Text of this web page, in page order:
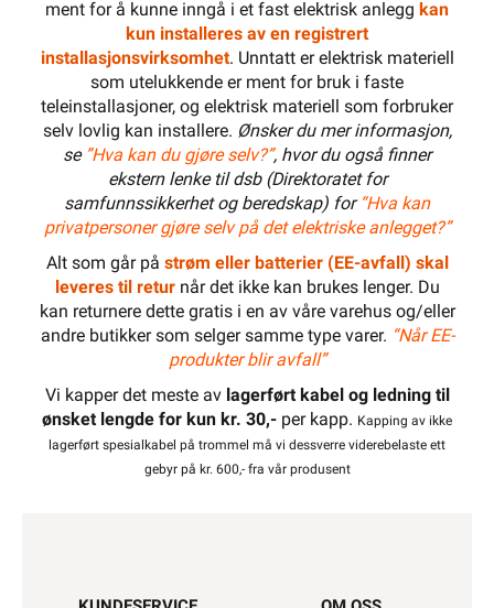
ment for å kunne inngå i et fast elektrisk anlegg kan
kun installeres av en registrert
installasjonsvirksomhet. Unntatt er elektrisk materiell
som utelukkende er ment for bruk i faste
teleinstallasjoner, og elektrisk materiell som forbruker
selv lovlig kan installere. Ønsker du mer informasjon,
se ”Hva kan du gjøre selv?”, hvor du også finner
ekstern lenke til dsb (Direktoratet for
samfunnssikkerhet og beredskap) for “Hva kan
privatpersoner gjøre selv på det elektriske anlegget?”
Alt som går på strøm eller batterier (EE-avfall) skal
leveres til returnår det ikke kan brukes lenger. Du
kan returnere dette gratis i en av våre varehus og/eller
andre butikker som selger samme type varer. “Når EE-
produkter blir avfall”
Vi kapper det meste av lagerført kabel og ledning til
ønsket lengde for kun kr. 30,- per kapp. Kapping av ikke
lagerført spesialkabel på trommel må vi dessverre viderebelaste ett
gebyr på kr. 600,- fra vår produsent